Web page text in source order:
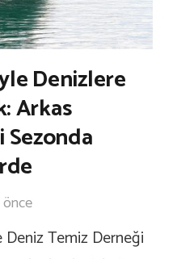
Denizlere
Arkas
Sezonda
Temiz Derneği